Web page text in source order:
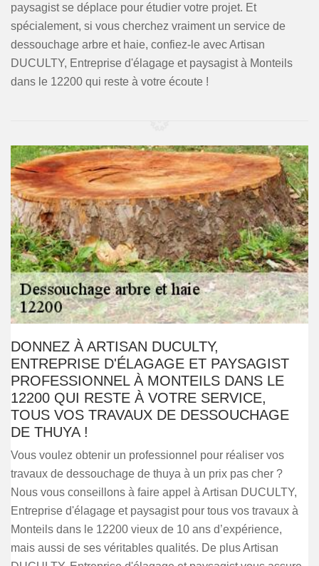
paysagist se déplace pour étudier votre projet. Et
spécialement, si vous cherchez vraiment un service de
dessouchage arbre et haie, confiez-le avec Artisan
DUCULTY, Entreprise d'élagage et paysagist à Monteils
dans le 12200 qui reste à votre écoute !
DONNEZ À ARTISAN DUCULTY,
ENTREPRISE D'ÉLAGAGE ET PAYSAGIST
PROFESSIONNEL À MONTEILS DANS LE
12200 QUI RESTE À VOTRE SERVICE,
TOUS VOS TRAVAUX DE DESSOUCHAGE
DE THUYA !
Vous voulez obtenir un professionnel pour réaliser vos
travaux de dessouchage de thuya à un prix pas cher ?
Nous vous conseillons à faire appel à Artisan DUCULTY,
Entreprise d'élagage et paysagist pour tous vos travaux à
Monteils dans le 12200 vieux de 10 ans d’expérience,
mais aussi de ses véritables qualités. De plus Artisan